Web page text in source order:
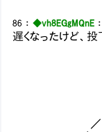
86 ：◆vh8EGgMQnE
遅くなったけど、投
/し／
_,,､ -
＞''´
＼
／ /
／ /